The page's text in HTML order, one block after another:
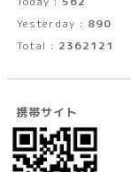
Yesterday : 890
Total : 2362121
携帯サイト